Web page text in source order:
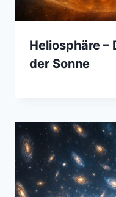
Heliosphäre –
der Sonne